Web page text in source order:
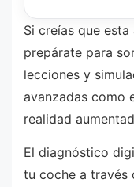
Si creías que
prepárate para
lecciones y
avanzadas como
realidad
El diagnóstico
tu coche a través